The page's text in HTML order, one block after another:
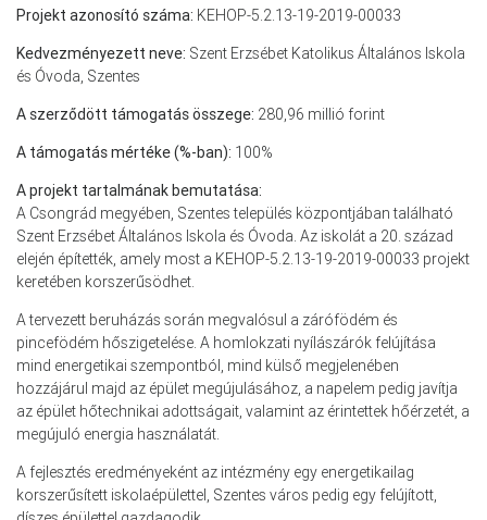
Projekt azonosító száma: KEHOP-5.2.13-19-2019-00033
Kedvezményezett neve: Szent Erzsébet Katolikus Általános Iskola
és Óvoda, Szentes
A szerződött támogatás összege: 280,96 millió forint
A támogatás mértéke (%-ban): 100%
A projekt tartalmának bemutatása:
A Csongrád megyében, Szentes település központjában található
Szent Erzsébet Általános Iskola és Óvoda. Az iskolát a 20. század
elején építették, amely most a KEHOP-5.2.13-19-2019-00033 projekt
keretében korszerűsödhet.
A tervezett beruházás során megvalósul a zárófödém és
pincefödém hőszigetelése. A homlokzati nyílászárók felújítása
mind energetikai szempontból, mind külső megjelenében
hozzájárul majd az épület megújulásához, a napelem pedig javítja
az épület hőtechnikai adottságait, valamint az érintettek hőérzetét, a
megújuló energia használatát.
A fejlesztés eredményeként az intézmény egy energetikailag
korszerűsített iskolaépülettel, Szentes város pedig egy felújított,